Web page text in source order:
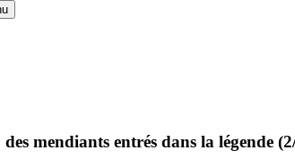
mendiants entrés dans la légende